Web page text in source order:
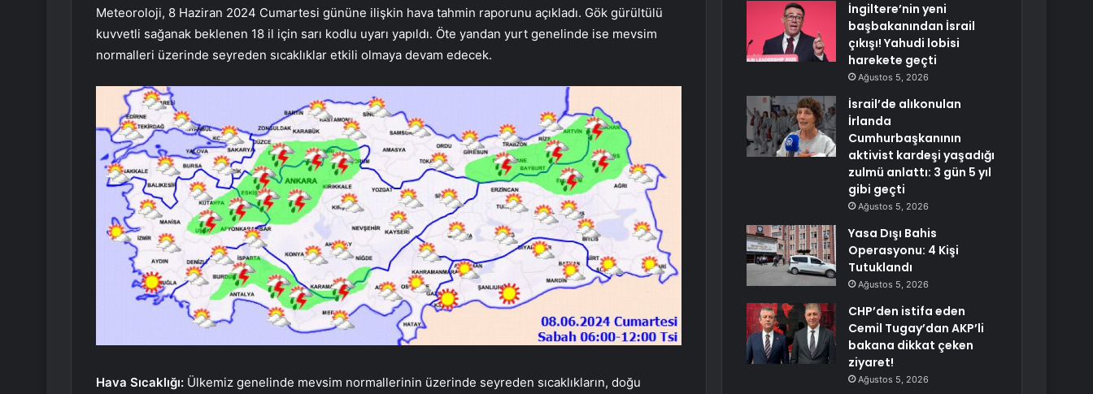
Meteoroloji, 8 Haziran 2024 Cumartesi gününe ilişkin hava tahmin raporunu açıkladı. Gök gürültülü
kuvvetli sağanak beklenen 18 il için sarı kodlu uyarı yapıldı. Öte yandan yurt genelinde ise mevsim
normalleri üzerinde seyreden sıcaklıklar etkili olmaya devam edecek.
Hava Sıcaklığı: Ülkemiz genelinde mevsim normallerinin üzerinde seyreden sıcaklıkların, doğu
İngiltere’nin yeni
başbakanından İsrail
çıkışı! Yahudi lobisi
harekete geçti
Ağustos 5, 2026
İsrail’de alıkonulan
İrlanda
Cumhurbaşkanının
aktivist kardeşi yaşadığı
zulmü anlattı: 3 gün 5 yıl
gibi geçti
Ağustos 5, 2026
Yasa Dışı Bahis
Operasyonu: 4 Kişi
Tutuklandı
Ağustos 5, 2026
CHP’den istifa eden
Cemil Tugay’dan AKP’li
bakana dikkat çeken
ziyaret!
Ağustos 5, 2026